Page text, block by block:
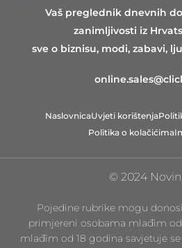
Vaš preglednik dnevnih
zanimljivosti iz
sve o biznisu, modi, zabavi,
NaslovnicaUvjeti korištenja
Politika o kolačićima
© 2024
Pojedine rubrike mogu
primjereni osobama mlađim
mlađim od 18 godina savjetuje